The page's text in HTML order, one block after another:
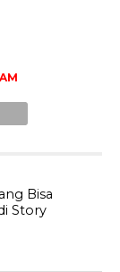
Bisa
Story